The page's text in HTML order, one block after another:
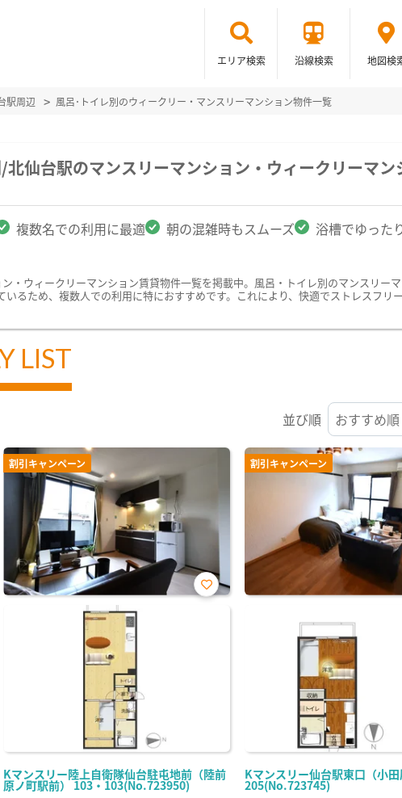
エリア検索 沿線検索 地図検
駅周辺 風呂･トイレ別のウィークリー・マンスリーマンション物件一覧
北仙台駅のマンスリーマンション・ウィークリーマン
複数名での利用に最適 朝の混雑時もスムーズ 浴槽でゆった
・ウィークリーマンション賃貸物件一覧を掲載中。風呂・トイレ別のマンスリー
いるため、複数人での利用に特におすすめです。これにより、快適でストレスフ
LIST
並び順
割引キャンペーン
Kマンスリー陸上自衛隊仙台駐屯地前（陸前
原ノ町駅前） 103・103(No.723950)
お気
割引キャンペーン
Kマンスリー仙台駅東口（小田
205(No.723745)